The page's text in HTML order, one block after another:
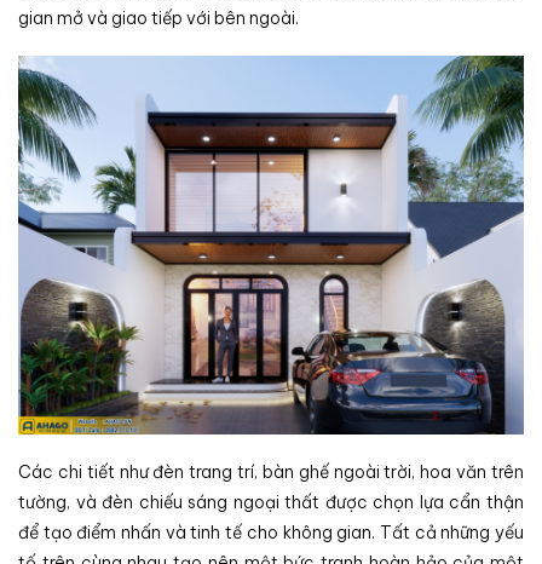
gian mở và giao tiếp với bên ngoài.
Các chi tiết như đèn trang trí, bàn ghế ngoài trời, hoa văn trên
tường, và đèn chiếu sáng ngoại thất được chọn lựa cẩn thận
để tạo điểm nhấn và tinh tế cho không gian. Tất cả những yếu